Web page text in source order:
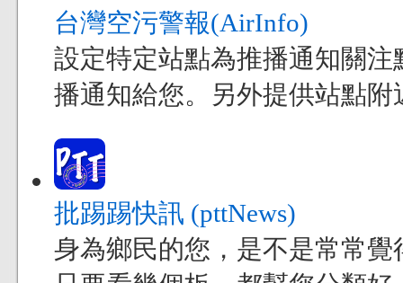
台灣空污警報(AirInfo)
設定特定站點為推播通知關
播通知給您。另外提供站點
批踢踢快訊 (pttNews)
身為鄉民的您，是不是常常